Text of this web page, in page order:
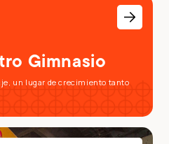
Gimnasio
un lugar de crecimiento tanto